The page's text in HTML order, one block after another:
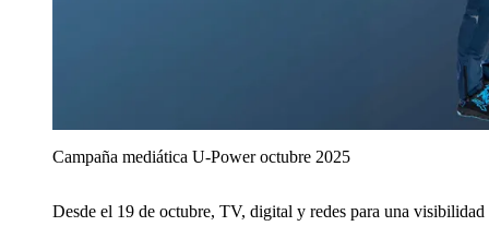
Campaña mediática U‑Power octubre 2025
Desde el 19 de octubre, TV, digital y redes para una